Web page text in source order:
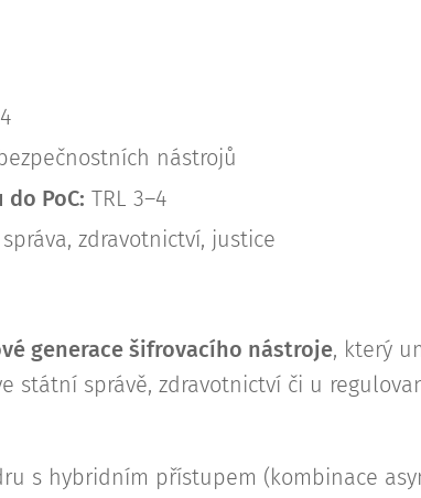
nástrojů
PoC: TRL 3–4
zdravotnictví, justice
generace šifrovacího nástroje, který
státní správě, zdravotnictví či u
s hybridním přístupem (kombinace